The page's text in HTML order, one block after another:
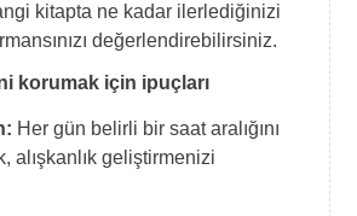
kitapta ne kadar ilerlediğinizi
değerlendirebilirsiniz.
korumak için ipuçları
Her gün belirli bir saat aralığını
alışkanlık geliştirmenizi